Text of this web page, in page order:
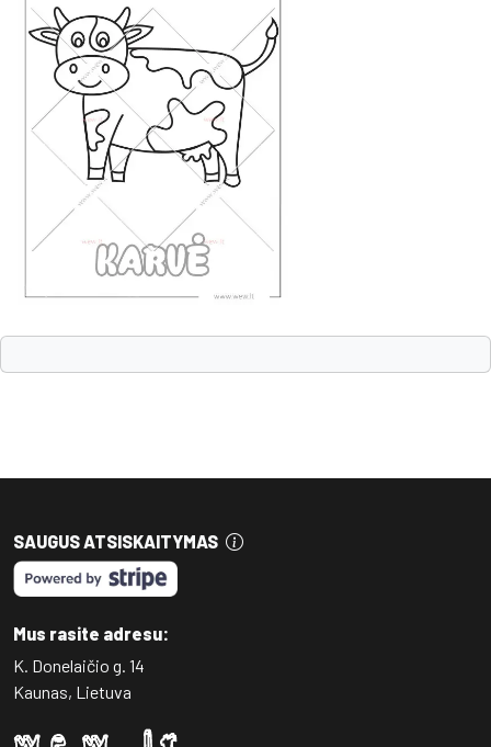
SAUGUS ATSISKAITYMAS
Mus rasite adresu:
K. Donelaičio g. 14
Kaunas, Lietuva